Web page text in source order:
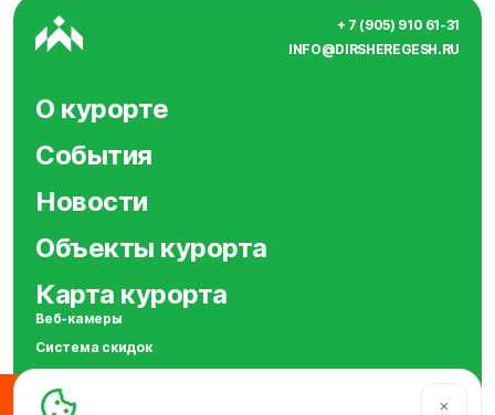
+ 7 (905) 910 61-31
INFO@DIRSHEREGESH.RU
О курорте
События
Новости
Объекты курорта
Карта курорта
Веб-камеры
Система скидок